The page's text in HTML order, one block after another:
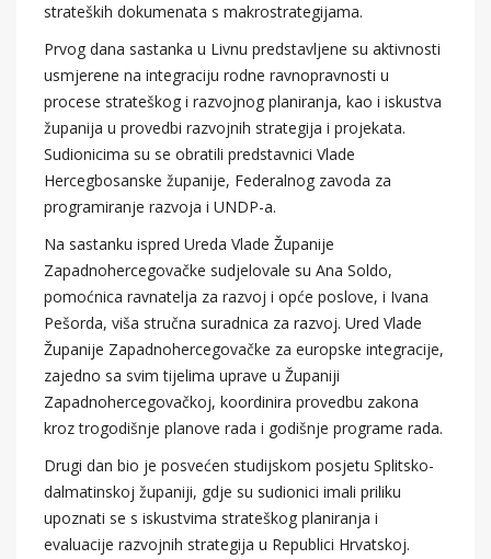
strateških dokumenata s makrostrategijama.
Prvog dana sastanka u Livnu predstavljene su aktivnosti
usmjerene na integraciju rodne ravnopravnosti u
procese strateškog i razvojnog planiranja, kao i iskustva
županija u provedbi razvojnih strategija i projekata.
Sudionicima su se obratili predstavnici Vlade
Hercegbosanske županije, Federalnog zavoda za
programiranje razvoja i UNDP-a.
Na sastanku ispred Ureda Vlade Županije
Zapadnohercegovačke sudjelovale su Ana Soldo,
pomoćnica ravnatelja za razvoj i opće poslove, i Ivana
Pešorda, viša stručna suradnica za razvoj. Ured Vlade
Županije Zapadnohercegovačke za europske integracije,
zajedno sa svim tijelima uprave u Županiji
Zapadnohercegovačkoj, koordinira provedbu zakona
kroz trogodišnje planove rada i godišnje programe rada.
Drugi dan bio je posvećen studijskom posjetu Splitsko-
dalmatinskoj županiji, gdje su sudionici imali priliku
upoznati se s iskustvima strateškog planiranja i
evaluacije razvojnih strategija u Republici Hrvatskoj.